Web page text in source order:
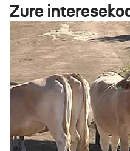
Zure